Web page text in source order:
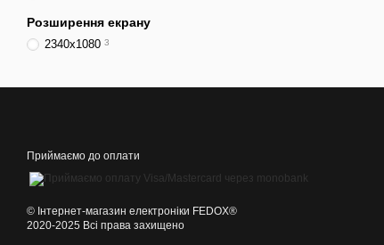
Розширення екрану
2340x1080 3
Приймаємо до оплати
©️ Інтернет-магазин електроніки FEDOX®
2020-2025 Всі права захищено